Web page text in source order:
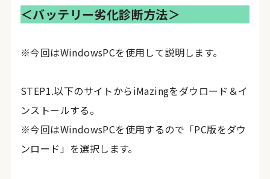
＜バッテリー劣化診断方法＞
※今回はWindowsPCを使用して説明します。
STEP1.以下のサイトからiMazingをダウロード＆イ
ンストールする。
※今回はWindowsPCを使用するので「PC版をダウ
ンロード」を選択します。